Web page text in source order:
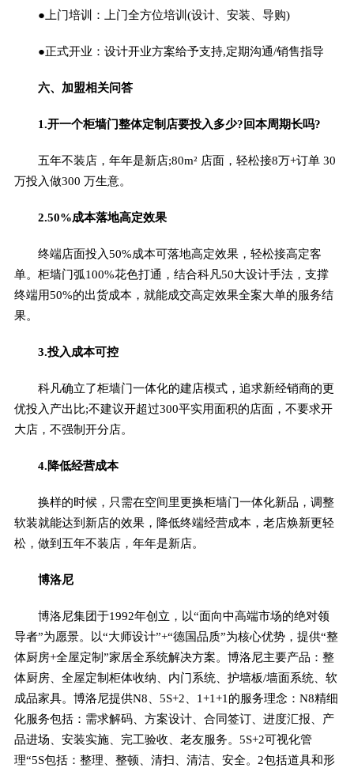
●上门培训：上门全方位培训(设计、安装、导购)
●正式开业：设计开业方案给予支持,定期沟通/销售指导
六、加盟相关问答
1.开一个柜墙门整体定制店要投入多少?回本周期长吗?
五年不装店，年年是新店;80m² 店面，轻松接8万+订单 30
万投入做300 万生意。
2.50%成本落地高定效果
终端店面投入50%成本可落地高定效果，轻松接高定客
单。柜墙门弧100%花色打通，结合科凡50大设计手法，支撑
终端用50%的出货成本，就能成交高定效果全案大单的服务结
果。
3.投入成本可控
科凡确立了柜墙门一体化的建店模式，追求新经销商的更
优投入产出比;不建议开超过300平实用面积的店面，不要求开
大店，不强制开分店。
4.降低经营成本
换样的时候，只需在空间里更换柜墙门一体化新品，调整
软装就能达到新店的效果，降低终端经营成本，老店焕新更轻
松，做到五年不装店，年年是新店。
博洛尼
博洛尼集团于1992年创立，以“面向中高端市场的绝对领
导者”为愿景。以“大师设计”+“德国品质”为核心优势，提供“整
体厨房+全屋定制”家居全系统解决方案。博洛尼主要产品：整
体厨房、全屋定制柜体收纳、内门系统、护墙板/墙面系统、软
成品家具。博洛尼提供N8、5S+2、1+1+1的服务理念：N8精细
化服务包括：需求解码、方案设计、合同签订、进度汇报、产
品进场、安装实施、完工验收、老友服务。5S+2可视化管
理“5S包括：整理、整顿、清扫、清洁、安全。2包括道具和形